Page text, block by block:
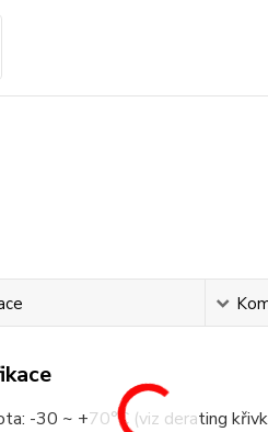
-30 ~ +70°C (viz derating